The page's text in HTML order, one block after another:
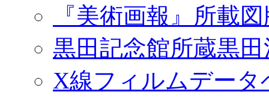
『美術画報』所載
黒田記念館所蔵黒
X線フィルムデータ